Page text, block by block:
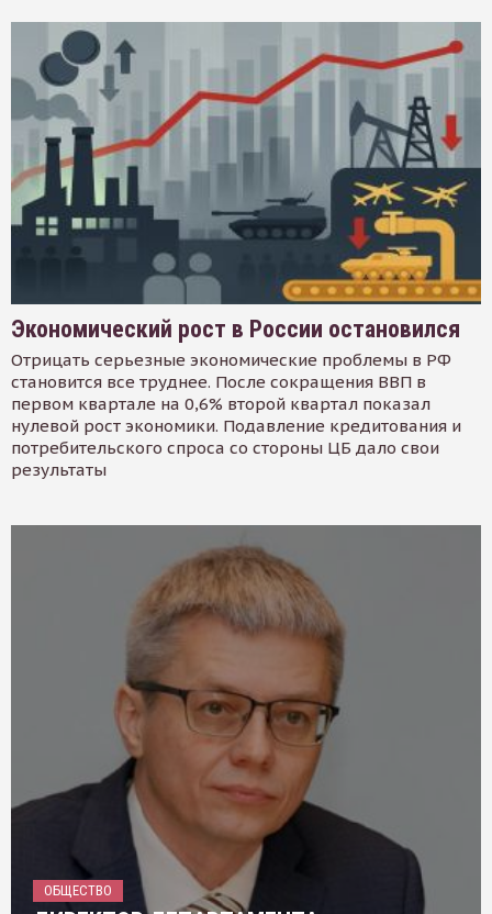
Экономический рост в России остановился
Отрицать серьезные экономические проблемы в РФ
становится все труднее. После сокращения ВВП в
первом квартале на 0,6% второй квартал показал
нулевой рост экономики. Подавление кредитования и
потребительского спроса со стороны ЦБ дало свои
результаты
ОБЩЕСТВО